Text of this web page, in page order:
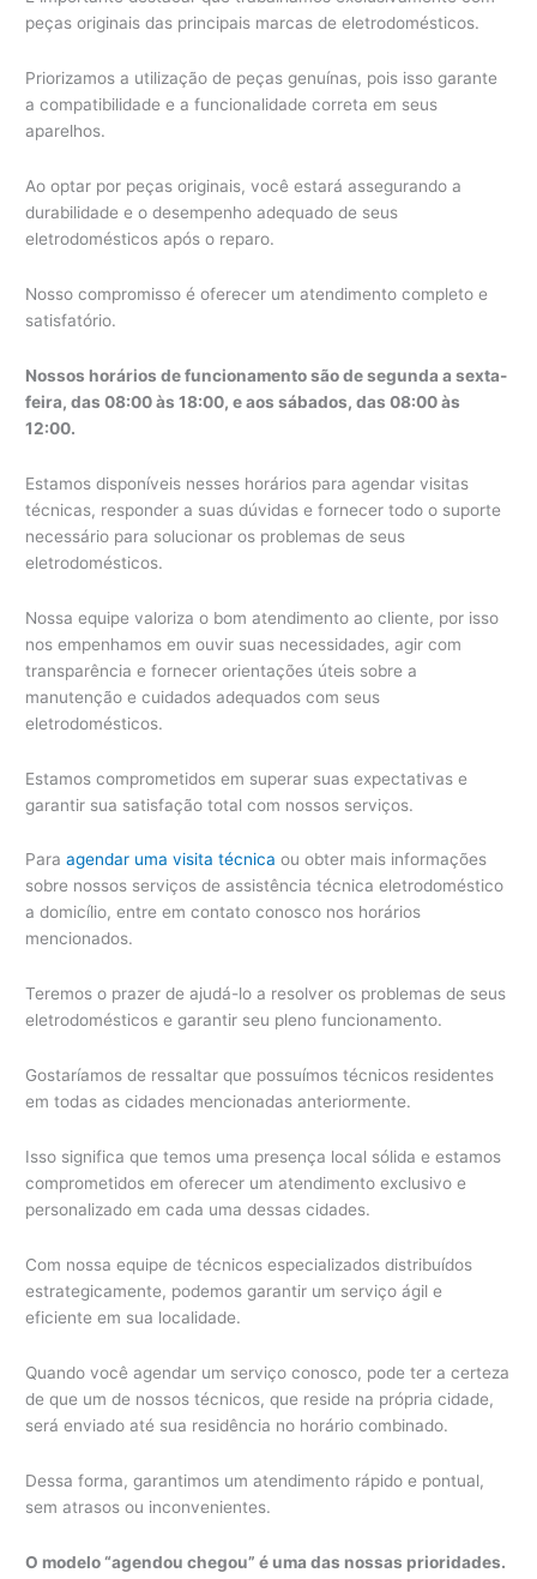
peças originais das principais marcas de eletrodomésticos.
Priorizamos a utilização de peças genuínas, pois isso garante
a compatibilidade e a funcionalidade correta em seus
aparelhos.
Ao optar por peças originais, você estará assegurando a
durabilidade e o desempenho adequado de seus
eletrodomésticos após o reparo.
Nosso compromisso é oferecer um atendimento completo e
satisfatório.
Nossos horários de funcionamento são de segunda a sexta-
feira, das 08:00 às 18:00, e aos sábados, das 08:00 às
12:00.
Estamos disponíveis nesses horários para agendar visitas
técnicas, responder a suas dúvidas e fornecer todo o suporte
necessário para solucionar os problemas de seus
eletrodomésticos.
Nossa equipe valoriza o bom atendimento ao cliente, por isso
nos empenhamos em ouvir suas necessidades, agir com
transparência e fornecer orientações úteis sobre a
manutenção e cuidados adequados com seus
eletrodomésticos.
Estamos comprometidos em superar suas expectativas e
garantir sua satisfação total com nossos serviços.
Paraagendar uma visita técnica ou obter mais informações
sobre nossos serviços de assistência técnica eletrodoméstico
a domicílio, entre em contato conosco nos horários
mencionados.
Teremos o prazer de ajudá-lo a resolver os problemas de seus
eletrodomésticos e garantir seu pleno funcionamento.
Gostaríamos de ressaltar que possuímos técnicos residentes
em todas as cidades mencionadas anteriormente.
Isso significa que temos uma presença local sólida e estamos
comprometidos em oferecer um atendimento exclusivo e
personalizado em cada uma dessas cidades.
Com nossa equipe de técnicos especializados distribuídos
estrategicamente, podemos garantir um serviço ágil e
eficiente em sua localidade.
Quando você agendar um serviço conosco, pode ter a certeza
de que um de nossos técnicos, que reside na própria cidade,
será enviado até sua residência no horário combinado.
Dessa forma, garantimos um atendimento rápido e pontual,
sem atrasos ou inconvenientes.
O modelo “agendou chegou” é uma das nossas prioridades.